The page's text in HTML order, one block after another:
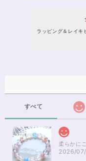
ラッピング＆レイキ
すべて
2026/